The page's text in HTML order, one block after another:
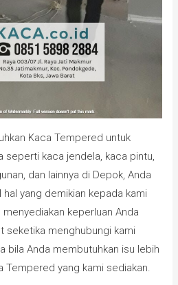
Kaca Tempered untuk
seperti kaca jendela, kaca pintu,
dan lainnya di Depok, Anda
yang demikian kepada kami
keperluan Anda
seketika menghubungi kami
bila Anda membutuhkan isu lebih
Tempered yang kami sediakan.